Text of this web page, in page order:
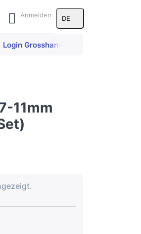
Anmelden DE
Login Grosshandel
11mm